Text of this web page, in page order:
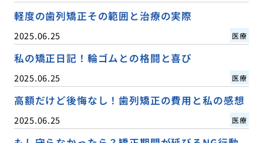
軽度の歯列矯正その範囲と治療の実際
2025.06.25 医療
私の矯正日記！輪ゴムとの格闘と喜び
2025.06.25 医療
高額だけど後悔なし！歯列矯正の費用と私の感想
2025.06.25 医療